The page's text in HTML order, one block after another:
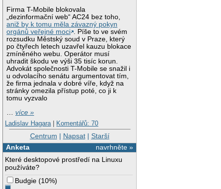
Firma T-Mobile blokovala
„dezinformační web“ AC24 bez toho,
aniž by k tomu měla závazný pokyn
orgánů veřejné moci . Píše to ve svém
rozsudku Městský soud v Praze, který
po čtyřech letech uzavřel kauzu blokace
zmíněného webu. Operátor musí
uhradit škodu ve výši 35 tisíc korun.
Advokát společnosti T-Mobile se snažil i
u odvolacího senátu argumentovat tím,
že firma jednala v dobré víře, když na
stránky omezila přístup poté, co ji k
tomu vyzvalo
…více »
Ladislav Hagara | Komentářů: 70
Centrum | Napsat| Starší
navrhněte »
Anketa
Které desktopové prostředí na Linuxu
používáte?
Budgie (10%)